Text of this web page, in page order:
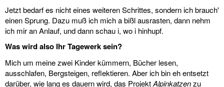
Jetzt bedarf es nicht eines weiteren Schrittes, sondern ich brauch'
einen Sprung. Dazu muß ich mich a bißl ausrasten, dann nehm
ich mir an Anlauf, und dann schau i, wo i hinhupf.
Was wird also Ihr Tagewerk sein?
Mich um meine zwei Kinder kümmern, Bücher lesen,
ausschlafen, Bergsteigen, reflektieren. Aber ich bin eh entsetzt
darüber, wie lang es dauern wird, das ProjektAlpinkatzenzu